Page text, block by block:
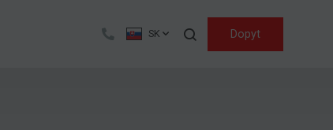
SK Dopyt
Hľadať